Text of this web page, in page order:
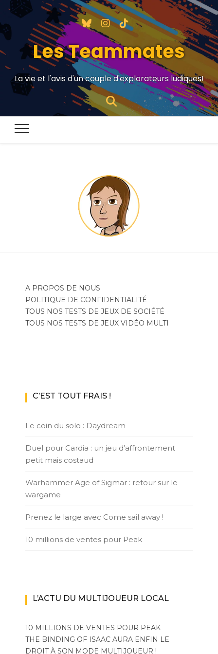
Les Teammates
La vie et l'avis d'un couple d'explorateurs ludiques!
A PROPOS DE NOUS
POLITIQUE DE CONFIDENTIALITÉ
TOUS NOS TESTS DE JEUX DE SOCIÉTÉ
TOUS NOS TESTS DE JEUX VIDÉO MULTI
C’EST TOUT FRAIS !
Le coin du solo : Daydream
Duel pour Cardia : un jeu d’affrontement
petit mais costaud
Warhammer Age of Sigmar : retour sur le
wargame
Prenez le large avec Come sail away !
10 millions de ventes pour Peak
L’ACTU DU MULTIJOUEUR LOCAL
10 MILLIONS DE VENTES POUR PEAK
THE BINDING OF ISAAC AURA ENFIN LE
DROIT À SON MODE MULTIJOUEUR !